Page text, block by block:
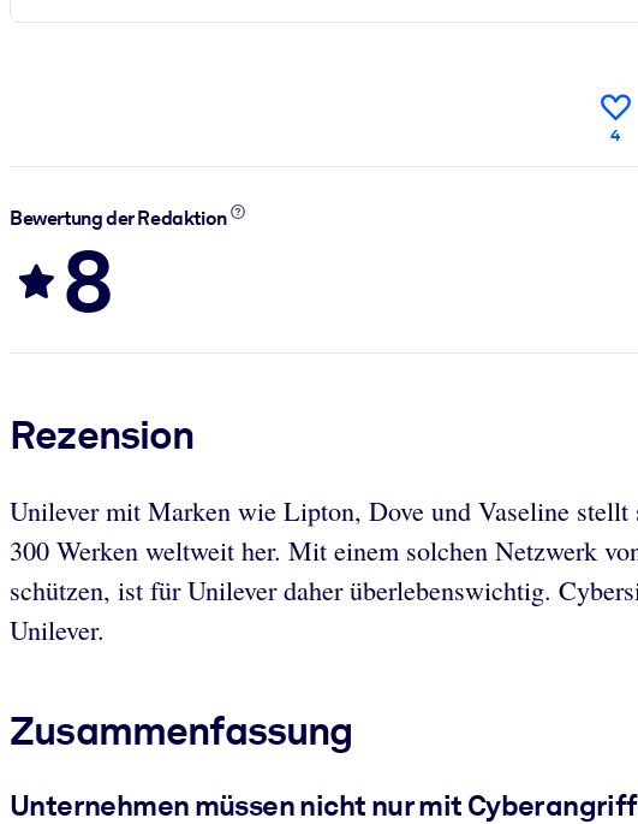
4
Bewertung der Redaktion
8
Rezension
Unilever mit Marken wie Lipton, Dove und Vaseline
300 Werken weltweit her. Mit einem solchen Netzwerk
schützen, ist für Unilever daher überlebenswichtig.
Unilever.
Zusammenfassung
Unternehmen müssen nicht nur mit